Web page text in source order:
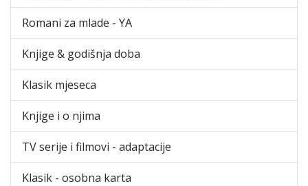
Romani za mlade - YA
Knjige & godišnja doba
Klasik mjeseca
Knjige i o njima
TV serije i filmovi - adaptacije
Klasik - osobna karta